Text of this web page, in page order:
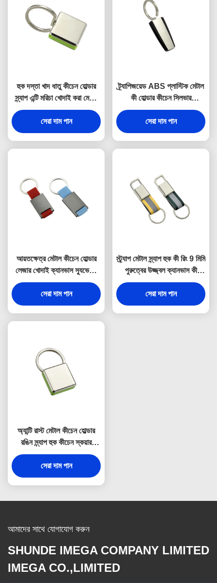
হুক দস্তা খাদ ধাতু কীচেন হোল্ডার
স্ন্যাপ এন্টি মরিচা খোদাই করা মেটাল
কীরিং
সেরা দাম পান
ট্র্যাপিজয়েড ABS প্লাস্টিক মেটাল
কী হোল্ডার কীচেন সিলভার
ইলেক্ট্রোপ্লেটিং
সেরা দাম পান
আয়তক্ষেত্র মেটাল কীচেন হোল্ডার
লেজার খোদাই ক্যানভাস স্যুভেনির
উপহার
সেরা দাম পান
স্ট্র্যাপ মেটাল স্ন্যাপ হুক কী রিং 9 মিমি
পুরুত্বের উজ্জ্বল ক্যানভাস কী
হোল্ডার স্যুভেনির
সেরা দাম পান
অ্যান্টি রাস্ট মেটাল কীচেন হোল্ডার
রঙিন স্ন্যাপ হুক কীচেন স্কয়ার
প্লাস্টিক
সেরা দাম পান
আমাদের সাথে যোগাযোগ করুন
SHUNDE IMEGA COMPANY LIMITED
IMEGA CO.,LIMITED